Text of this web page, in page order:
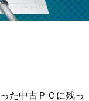
た中古ＰＣに残っ